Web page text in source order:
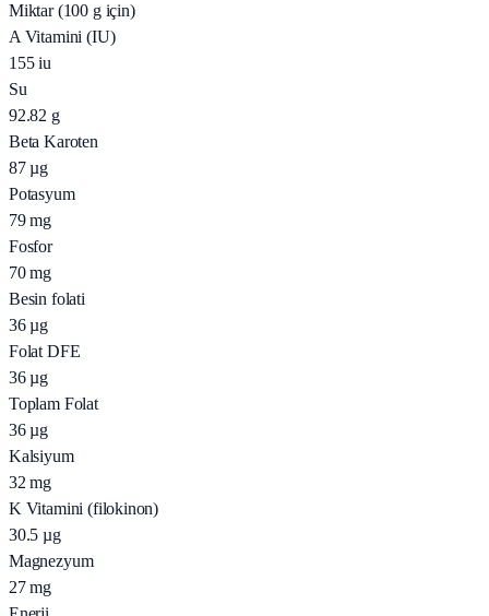
Miktar (100 g için)
A Vitamini (IU)
155 iu
Su
92.82 g
Beta Karoten
87 µg
Potasyum
79 mg
Fosfor
70 mg
Besin folati
36 µg
Folat DFE
36 µg
Toplam Folat
36 µg
Kalsiyum
32 mg
K Vitamini (filokinon)
30.5 µg
Magnezyum
27 mg